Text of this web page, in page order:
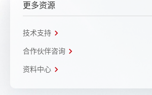
更多资源
技术支持
合作伙伴咨询
资料中心